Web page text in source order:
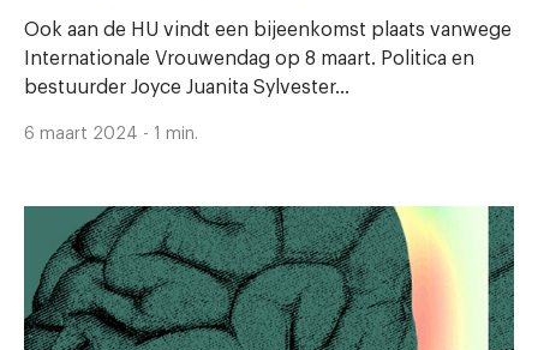
Ook aan de HU vindt een bijeenkomst plaats vanwege
Internationale Vrouwendag op 8 maart. Politica en
bestuurder Joyce Juanita Sylvester...
6 maart 2024 - 1 min.